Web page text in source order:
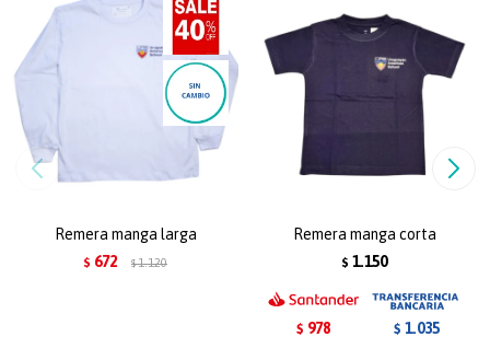
Remera manga larga
$ 672 $ 1.120
Remera manga corta
$ 1.150
$ 978 $ 1.035